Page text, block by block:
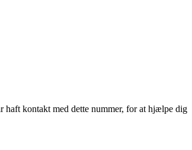
haft kontakt med dette nummer, for at hjælpe dig